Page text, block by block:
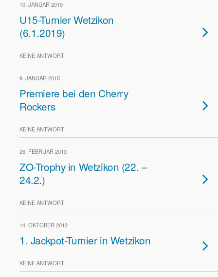
10. JANUAR 2019
U15-Turnier Wetzikon
(6.1.2019)
KEINE ANTWORT
9. JANUAR 2015
Premiere bei den Cherry
Rockers
KEINE ANTWORT
26. FEBRUAR 2013
ZO-Trophy in Wetzikon (22. –
24.2.)
KEINE ANTWORT
14. OKTOBER 2012
1. Jackpot-Turnier in Wetzikon
KEINE ANTWORT